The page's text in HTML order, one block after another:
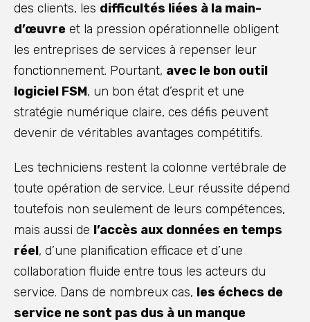
des clients, les difficultés liées à la main-
d’œuvre et la pression opérationnelle obligent
les entreprises de services à repenser leur
fonctionnement. Pourtant, avec le bon outil
logiciel FSM, un bon état d’esprit et une
stratégie numérique claire, ces défis peuvent
devenir de véritables avantages compétitifs.
Les techniciens restent la colonne vertébrale de
toute opération de service. Leur réussite dépend
toutefois non seulement de leurs compétences,
mais aussi de l’accès aux données en temps
réel, d’une planification efficace et d’une
collaboration fluide entre tous les acteurs du
service. Dans de nombreux cas, les échecs de
service ne sont pas dus à un manque